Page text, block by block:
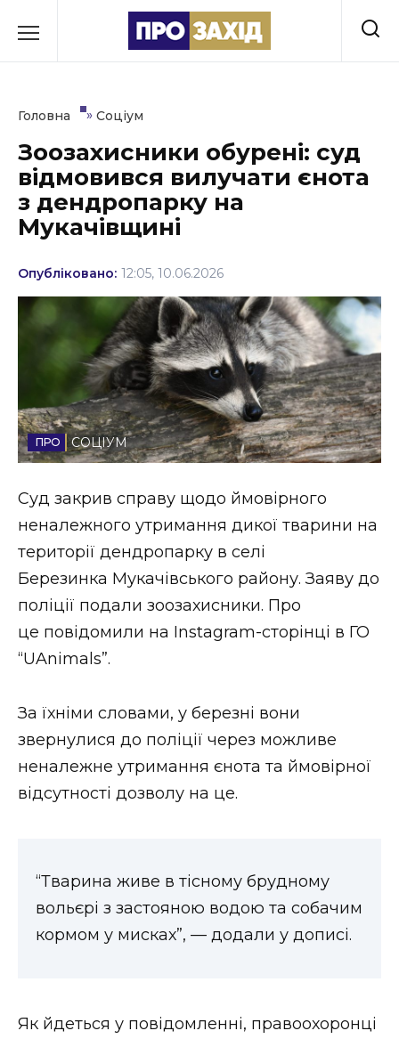
до
Культура
Освіта
Політика
Соціум
Спорт
Стиль життя
Втрачений Ужгород
Втрачений Ужгород (відеоверсія)
ЗАКАРПАТСЬКІ НОВИНИ
НОВИНИ ЗАХІДНОЇ УКРАЇНИ
ФОТО
ВІДЕО
Головна » Соціум
Зоозахисники обурені: суд
відмовився вилучати єнота
з дендропарку на
Мукачівщині
Опубліковано: 12:05, 10.06.2026
СОЦІУМ
Суд закрив справу щодо ймовірного
неналежного утримання дикої тварини на
території дендропарку в селі
Березинка Мукачівського району. Заяву до
поліції подали зоозахисники. Про
це повідомили на Instagram-сторінці в ГО
“UAnimals”.
За їхніми словами, у березні вони
звернулися до поліції через можливе
неналежне утримання єнота та ймовірної
відсутності дозволу на це.
“Тварина живе в тісному брудному
вольєрі з застояною водою та собачим
кормом у мисках”, — додали у дописі.
Як йдеться у повідомленні, правоохоронці